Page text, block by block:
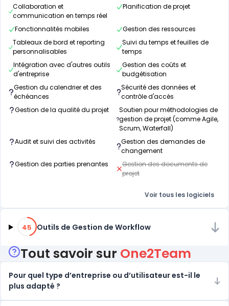
Collaboration et
communication en temps réel
Planification de projet
Fonctionnalités mobiles
Gestion des ressources
Tableaux de bord et reporting
personnalisables
Suivi du temps et feuilles de
temps
Intégration avec d'autres outils
d'entreprise
Gestion des coûts et
budgétisation
Gestion du calendrier et des
échéances
Sécurité des données et
contrôle d'accès
Gestion de la qualité du projet
Soutien pour méthodologies de
gestion de projet (comme Agile,
Scrum, Waterfall)
Audit et suivi des activités
Gestion des demandes de
changement
Gestion des parties prenantes
Gestion des documents de
projet
Voir tous les logiciels
45% de compatibilité
45 Outils de Gestion de Workflow
Tout savoir sur One2Team
Pour quel type d’entreprise ou d’utilisateur est-il le
plus adapté ?